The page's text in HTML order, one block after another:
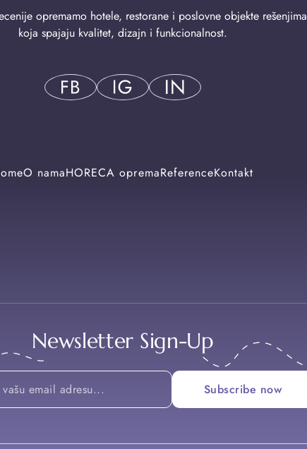
opremamo hotele, restorane i poslovne objekte rešenjima
koja spajaju kvalitet, dizajn i funkcionalnost.
O namaHORECA opremaReferenceKontakt
Newsletter Sign-Up
Email
Email
Subscribe now